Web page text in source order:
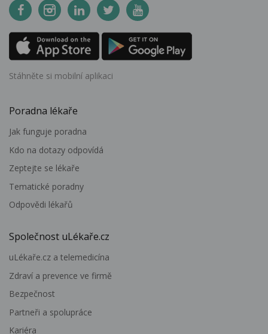
Stáhněte si mobilní aplikaci
Poradna lékaře
Jak funguje poradna
Kdo na dotazy odpovídá
Zeptejte se lékaře
Tematické poradny
Odpovědi lékařů
Společnost uLékaře.cz
uLékaře.cz a telemedicína
Zdraví a prevence ve firmě
Bezpečnost
Partneři a spolupráce
Kariéra